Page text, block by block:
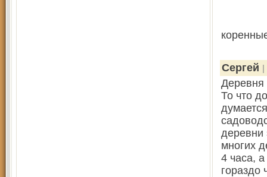
Сергей
Деревня
То что
деревни
многих
4 часа,
гораздо